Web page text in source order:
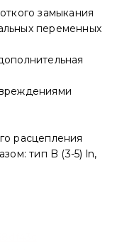
замыкания
переменных
расцепления
тип B (3-5) ln,